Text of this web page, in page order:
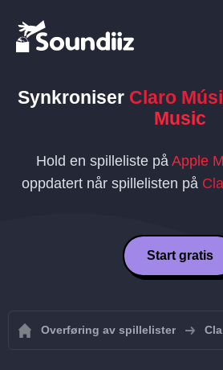
Synkroniser Claro
Music
Hold en spilleliste på Apple
oppdatert når spillelisten på
Start gratis
Overføring av spillelister